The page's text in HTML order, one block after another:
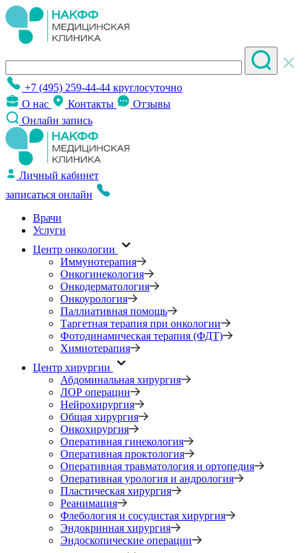
+7 (495) 259-44-44 круглосуточно
О нас
Контакты
Отзывы
Онлайн запись
Личный кабинет
записаться онлайн
Врачи
Услуги
Центр онкологии
Иммунотерапия
Онкогинекология
Онкодерматология
Онкоурология
Паллиативная помощь
Таргетная терапия при онкологии
Фотодинамическая терапия (ФДТ)
Химиотерапия
Центр хирургии
Абдоминальная хирургия
ЛОР операции
Нейрохирургия
Общая хирургия
Онкохирургия
Оперативная гинекология
Оперативная проктология
Оперативная травматология и ортопедия
Оперативная урология и андрология
Пластическая хирургия
Реанимация
Флебология и сосудистая хирургия
Эндокринная хирургия
Эндоскопические операции